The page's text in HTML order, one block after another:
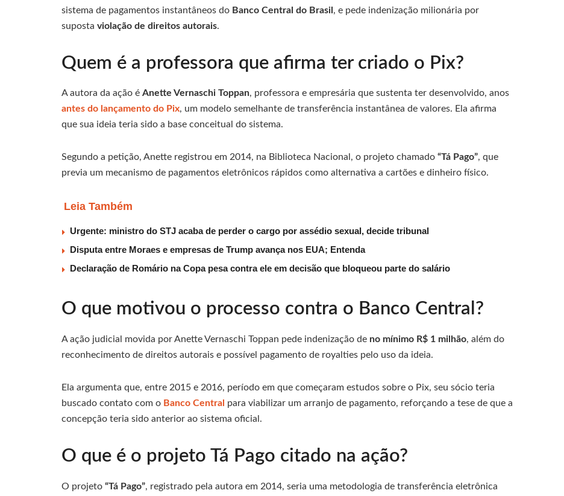
sistema de pagamentos instantâneos do Banco Central do Brasil , e pede indenização milionária por
suposta violação de direitos autorais.
Quem é a professora que afirma ter criado o Pix?
A autora da ação é Anette Vernaschi Toppan, professora e empresária que sustenta ter desenvolvido, anos
antes do lançamento do Pix, um modelo semelhante de transferência instantânea de valores. Ela afirma
que sua ideia teria sido a base conceitual do sistema.
Segundo a petição, Anette registrou em 2014, na Biblioteca Nacional, o projeto chamado “Tá Pago”, que
previa um mecanismo de pagamentos eletrônicos rápidos como alternativa a cartões e dinheiro físico.
Leia Também
Urgente: ministro do STJ acaba de perder o cargo por assédio sexual, decide tribunal
Disputa entre Moraes e empresas de Trump avança nos EUA; Entenda
Declaração de Romário na Copa pesa contra ele em decisão que bloqueou parte do salário
O que motivou o processo contra o Banco Central?
A ação judicial movida por Anette Vernaschi Toppan pede indenização de no mínimo R$ 1 milhão, além do
reconhecimento de direitos autorais e possível pagamento de royalties pelo uso da ideia.
Ela argumenta que, entre 2015 e 2016, período em que começaram estudos sobre o Pix, seu sócio teria
buscado contato com o Banco Central para viabilizar um arranjo de pagamento, reforçando a tese de que a
concepção teria sido anterior ao sistema oficial.
O que é o projeto Tá Pago citado na ação?
O projeto “Tá Pago”, registrado pela autora em 2014, seria uma metodologia de transferência eletrônica